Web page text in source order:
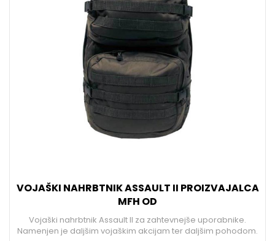
VOJAŠKI NAHRBTNIK ASSAULT II PROIZVAJALCA
MFH OD
Vojaški nahrbtnik Assault II za zahtevnejše uporabnike.
Namenjen je daljšim vojaškim akcijam ter daljšim pohodom.